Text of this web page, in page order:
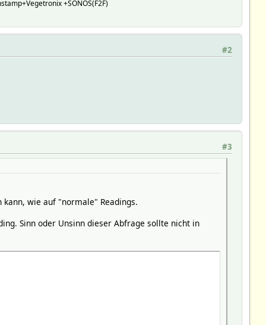
+SONOS(F2F)
#2
#3
wie auf "normale" Readings.
Sinn oder Unsinn dieser Abfrage sollte nicht in